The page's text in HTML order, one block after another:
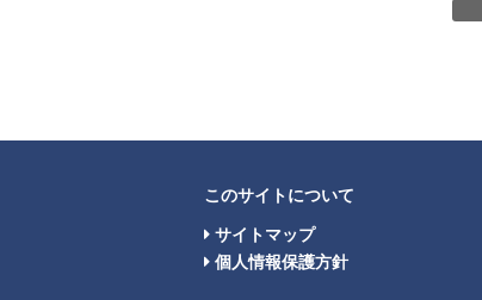
このサイトについて
サイトマップ
個人情報保護方針